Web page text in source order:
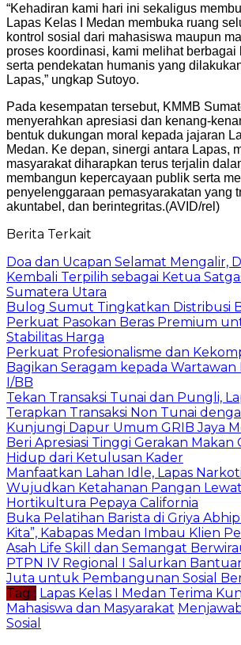
“Kehadiran kami hari ini sekaligus
Lapas Kelas I Medan membuka ruang
kontrol sosial dari mahasiswa maupun
proses koordinasi, kami melihat berbagai
serta pendekatan humanis yang
Lapas,” ungkap Sutoyo.
Pada kesempatan tersebut, KMMB
menyerahkan apresiasi dan kenang-
bentuk dukungan moral kepada jajaran
Medan. Ke depan, sinergi antara Lapas,
masyarakat diharapkan terus terjalin
membangun kepercayaan publik serta
penyelenggaraan pemasyarakatan yang
akuntabel, dan berintegritas.(AVID/rel)
Berita Terkait
Doa dan Ucapan Selamat Mengalir,
Kembali Terpilih sebagai Ketua
Sumatera Utara
Bulog Sumut Tingkatkan Distribusi
Perkuat Pasokan Beras Premium
Stabilitas Harga
Perkuat Profesionalisme dan
Bagikan Seragam kepada Wartawan
I/BB
Tekan Transaksi Tunai dan Pungli,
Terapkan Transaksi Non Tunai
Kunjungi Dapur Umum GRIB Jaya
Beri Apresiasi Tinggi Gerakan Makan
Hidup dari Ketulusan Kader
Manfaatkan Lahan Idle, Lapas
Wujudkan Ketahanan Pangan
Hortikultura Pepaya California
Buka Pelatihan Barista di Griya
Kita”, Kabapas Medan Imbau Klien
Asah Life Skill dan Semangat
PTPN IV Regional I Salurkan
Juta untuk Pembangunan Sosial
Tag : Lapas Kelas I Medan Terima
Mahasiswa dan Masyarakat
Sosial